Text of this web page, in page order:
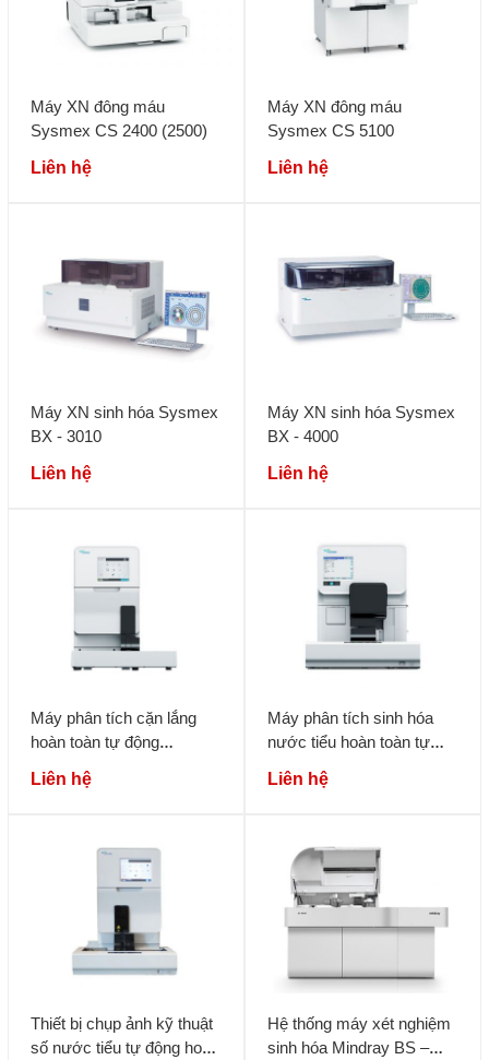
Máy XN đông máu
Sysmex CS 2400 (2500)
Liên hệ
Máy XN đông máu
Sysmex CS 5100
Liên hệ
Máy XN sinh hóa Sysmex
BX - 3010
Liên hệ
Máy XN sinh hóa Sysmex
BX - 4000
Liên hệ
Máy phân tích cặn lắng
hoàn toàn tự động
Liên hệ
Máy phân tích sinh hóa
nước tiểu hoàn toàn tự
Liên hệ
Thiết bị chụp ảnh kỹ thuật
số nước tiểu tự động hoàn
Hệ thống máy xét nghiệm
sinh hóa Mindray BS –